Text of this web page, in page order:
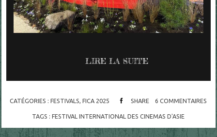
LIRE LA SUITE
CATÉGORIES : FESTIVALS, FICA 2025 SHARE 6 COMMENTAIRES
TAGS :FESTIVAL INTERNATIONAL DES CINEMAS D'ASIE